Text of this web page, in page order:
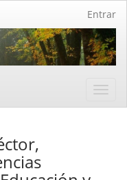
Entrar